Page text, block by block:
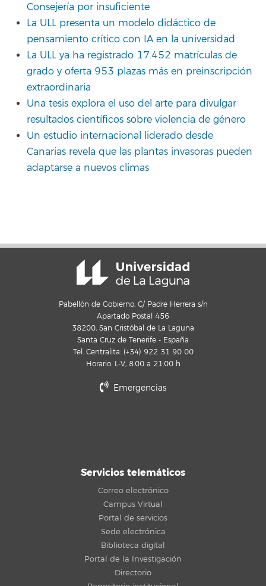
Consejería por insuficiente
La ULL presenta un modelo didáctico de
pensamiento crítico con IA en la universidad
La ULL ya ha registrado 17.452 matrículas de
grado y oferta 953 plazas más en preinscripción
extraordinaria
Una tesis explora el uso del arte para divulgar
resultados científicos sobre violencia de género
Un estudio internacional liderado desde
Canarias revela que las plantas invasoras pueden
adaptarse a nuevos climas
Pabellón de Gobierno, C/ Padre Herrera s/n
Apartado Postal 456
38200, San Cristóbal de La Laguna
Santa Cruz de Tenerife - España
Tel. Centralita: (+34) 922 31 90 00
Horario: L-V, 8:00 a 21:00 h
Emergencias
Servicios telemáticos
Correo electrónico
Campus Virtual
Portal de servicios
Sede electrónica
Biblioteca digital
Portal de la Investigación
Directorio